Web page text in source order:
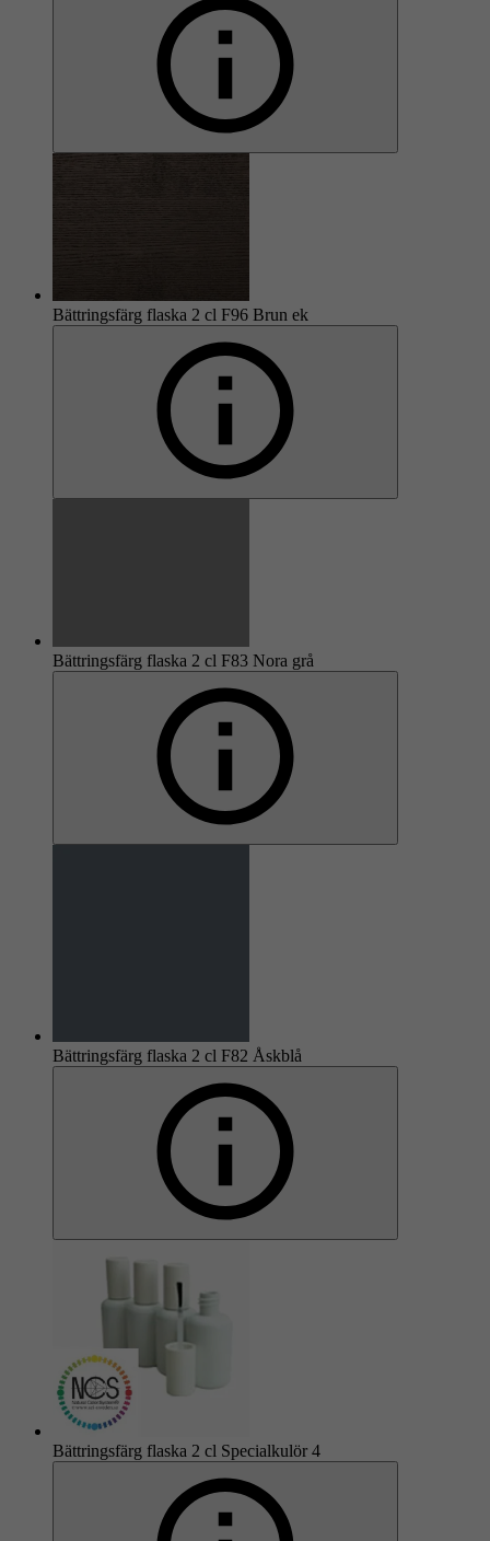
Bättringsfärg flaska 2 cl F96 Brun ek
Bättringsfärg flaska 2 cl F83 Nora grå
Bättringsfärg flaska 2 cl F82 Åskblå
Bättringsfärg flaska 2 cl Specialkulör 4